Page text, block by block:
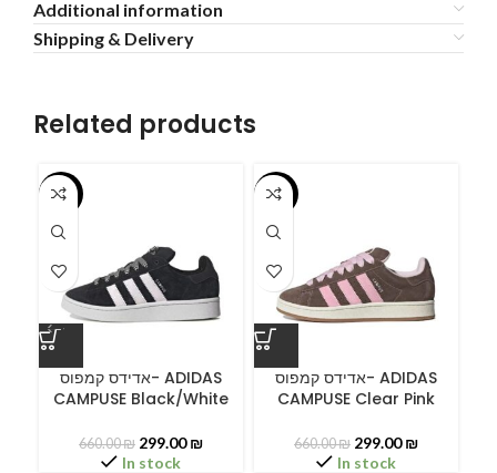
Additional information
Shipping & Delivery
Related products
-55%
אדידס קמפוס- ADIDAS
CAMPUSE Black/White
660.00₪ 299.00₪
In stock
-55%
אדידס קמפוס- ADIDAS
CAMPUSE Clear Pink
660.00₪ 299.00₪
In stock